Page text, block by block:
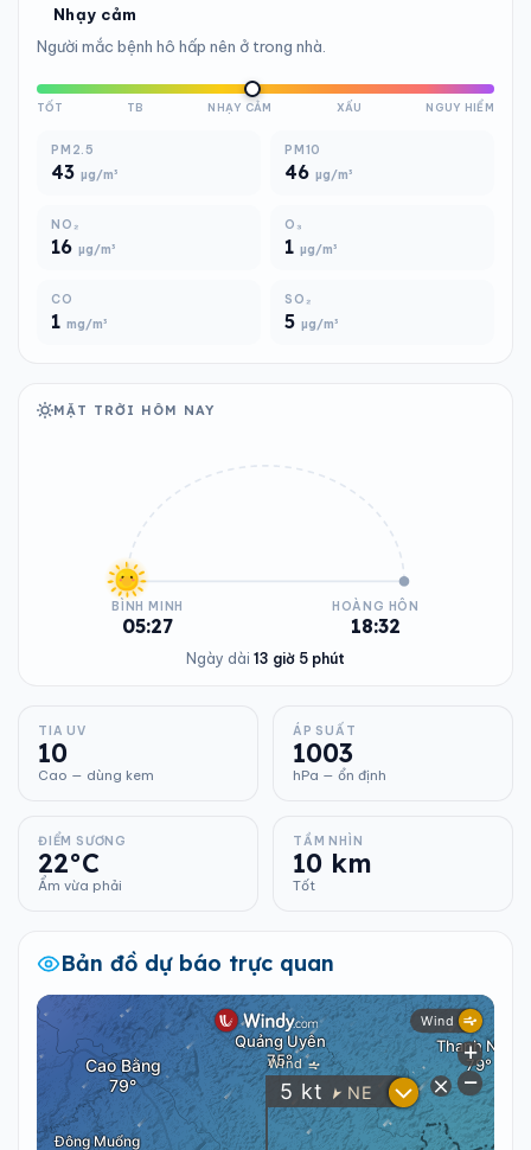
Nhạy cảm
Người mắc bệnh hô hấp nên ở trong nhà.
TỐT TB NHẠY CẢM XẤU NGUY HIỂM
PM2.5
43 µg/m³
PM10
46 µg/m³
NO₂
16 µg/m³
O₃
1 µg/m³
CO
1 mg/m³
SO₂
5 µg/m³
MẶT TRỜI HÔM NAY
BÌNH MINH
05:27
HOÀNG HÔN
18:32
Ngày dài 13 giờ 5 phút
TIA UV
10
Cao — dùng kem
ÁP SUẤT
1003
hPa — ổn định
ĐIỂM SƯƠNG
22°C
Ẩm vừa phải
TẦM NHÌN
10 km
Tốt
Bản đồ dự báo trực quan